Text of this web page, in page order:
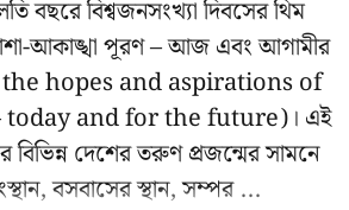
বছরে বিশ্বজনসংখ্যা দিবসের থিম
আকাঙ্খা পূরণ – আজ এবং আগামীর
hopes and aspirations of
and for the future)। এই
বিভিন্ন দেশের তরুণ প্রজন্মের সামনে
বসবাসের স্থান, সম্পর ...